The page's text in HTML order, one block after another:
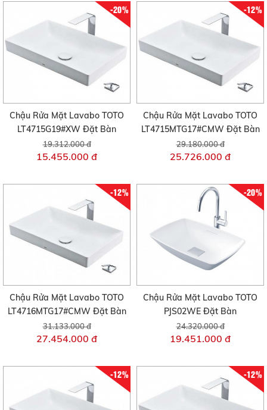
-20%
Chậu Rửa Mặt Lavabo TOTO
LT4715G19#XW Đặt Bàn
19.312.000 đ
15.455.000 đ
-12%
Chậu Rửa Mặt Lavabo TOTO
LT4715MTG17#CMW Đặt Bàn
29.180.000 đ
25.726.000 đ
-12%
Chậu Rửa Mặt Lavabo TOTO
LT4716MTG17#CMW Đặt Bàn
31.133.000 đ
27.454.000 đ
-20%
Chậu Rửa Mặt Lavabo TOTO
PJS02WE Đặt Bàn
24.320.000 đ
19.451.000 đ
-12% -12%